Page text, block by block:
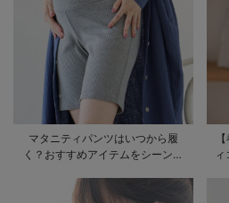
マタニティパンツはいつから履
く？おすすめアイテムをシーン別